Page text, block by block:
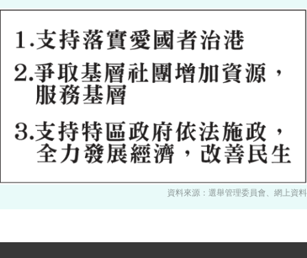
資料來源：選舉管理委員會、網上資料